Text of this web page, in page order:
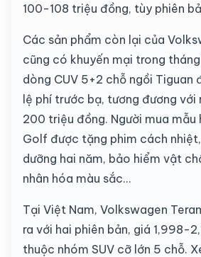
100-108 triệu đồng, tùy phiên
Các sản phẩm còn lại của
cũng có khuyến mại trong
dòng CUV 5+2 chỗ ngồi Tiguan
lệ phí trước bạ, tương đương với
200 triệu đồng. Người mua
Golf được tặng phim cách
dưỡng hai năm, bảo hiểm vật
nhân hóa màu sắc...
Tại Việt Nam, Volkswagen
ra với hai phiên bản, giá 1,998-
thuộc nhóm SUV cỡ lớn 5 chỗ.